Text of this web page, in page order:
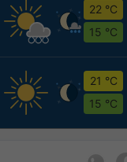
22 °C
15 °C
21 °C
15 °C